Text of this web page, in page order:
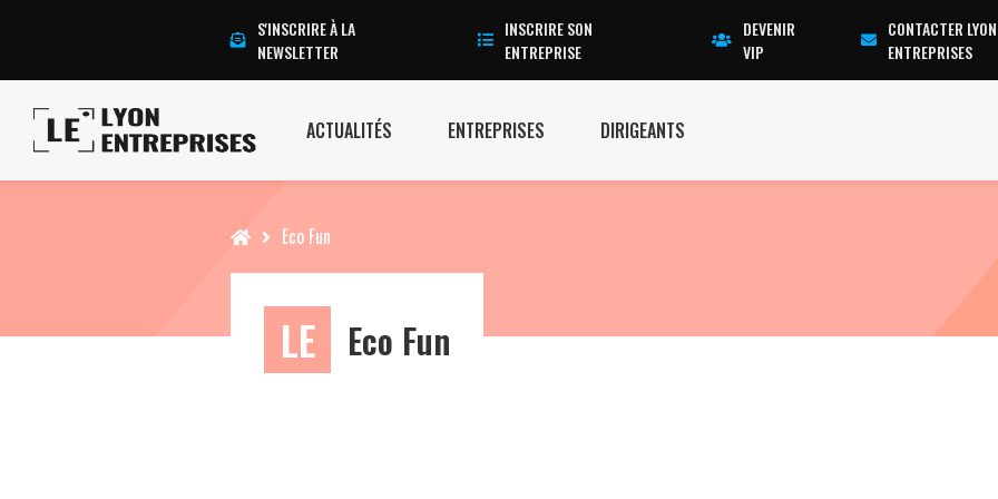
S'INSCRIRE À LA
NEWSLETTER
INSCRIRE SON
ENTREPRISE
DEVENIR
VIP
CONTACTER LYON
ENTREPRISES
ACTUALITÉS ENTREPRISES DIRIGEANTS
Accueil Eco Fun
LE Eco Fun